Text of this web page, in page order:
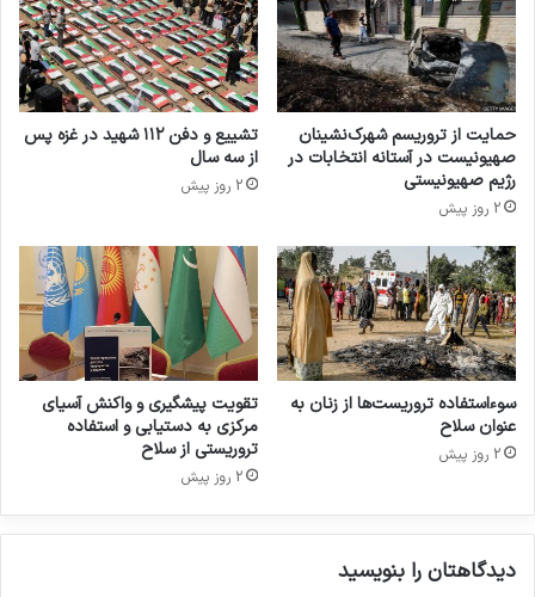
اسرائیل بلژیک نسل کشی
کپی لینک
حمایت از تروریسم شهرک‌نشینان
صهیونیست در آستانه انتخابات در
رژیم صهیونیستی
2 روز پیش
تشییع و دفن ۱۱۲ شهید در غزه پس
از سه سال
2 روز پیش
سوءاستفاده تروریست‌ها از زنان به
عنوان سلاح
2 روز پیش
تقویت پیشگیری و واکنش آسیای
مرکزی به دستیابی و استفاده
تروریستی از سلاح
2 روز پیش
دیدگاهتان را بنویسید